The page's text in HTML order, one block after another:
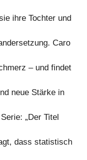
ihre Tochter und
Caro
– und findet
neue Stärke in
„Der Titel
dass statistisch